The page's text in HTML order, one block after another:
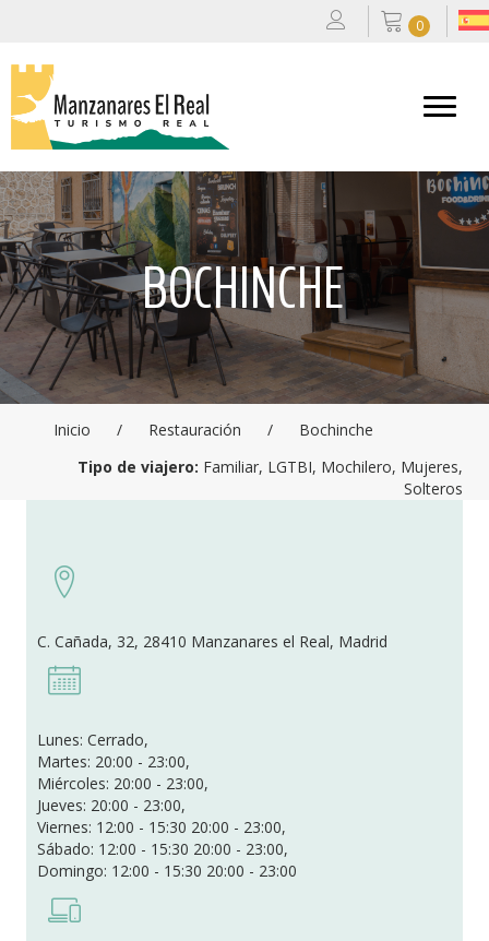
0
BOCHINCHE
Inicio / Restauración /
Bochinche
Tipo de viajero: Familiar, LGTBI, Mochilero, Mujeres,
Solteros
C. Cañada, 32, 28410 Manzanares el Real, Madrid
Lunes: Cerrado,
Martes: 20:00 - 23:00,
Miércoles: 20:00 - 23:00,
Jueves: 20:00 - 23:00,
Viernes: 12:00 - 15:30 20:00 - 23:00,
Sábado: 12:00 - 15:30 20:00 - 23:00,
Domingo: 12:00 - 15:30 20:00 - 23:00